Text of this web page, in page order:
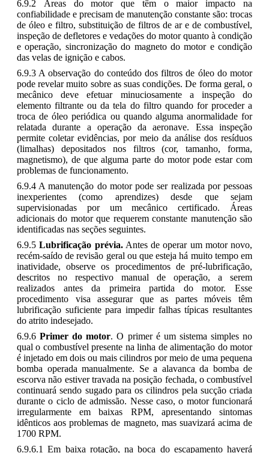
6.9.2 Áreas do motor que têm o maior impacto na
confiabilidade e precisam de manutenção constante são: trocas
de óleo e filtro, substituição de filtros de ar e de combustível,
inspeção de defletores e vedações do motor quanto à condição
e operação, sincronização do magneto do motor e condição
das velas de ignição e cabos.
6.9.3 A observação do conteúdo dos filtros de óleo do motor
pode revelar muito sobre as suas condições. De forma geral, o
mecânico deve efetuar minuciosamente a inspeção do
elemento filtrante ou da tela do filtro quando for proceder a
troca de óleo periódica ou quando alguma anormalidade for
relatada durante a operação da aeronave. Essa inspeção
permite coletar evidências, por meio da análise dos resíduos
(limalhas) depositados nos filtros (cor, tamanho, forma,
magnetismo), de que alguma parte do motor pode estar com
problemas de funcionamento.
6.9.4 A manutenção do motor pode ser realizada por pessoas
inexperientes (como aprendizes) desde que sejam
supervisionadas por um mecânico certificado. Áreas
adicionais do motor que requerem constante manutenção são
identificadas nas seções seguintes.
6.9.5Lubrificação prévia.Antes de operar um motor novo,
recém-saído de revisão geral ou que esteja há muito tempo em
inatividade, observe os procedimentos de pré-lubrificação,
descritos no respectivo manual de operação, a serem
realizados antes da primeira partida do motor. Esse
procedimento visa assegurar que as partes móveis têm
lubrificação suficiente para impedir falhas típicas resultantes
do atrito indesejado.
6.9.6Primer do motor. O primer é um sistema simples no
qual o combustível presente na linha de alimentação do motor
é injetado em dois ou mais cilindros por meio de uma pequena
bomba operada manualmente. Se a alavanca da bomba de
escorva não estiver travada na posição fechada, o combustível
continuará sendo sugado para os cilindros pela sucção criada
durante o ciclo de admissão. Nesse caso, o motor funcionará
irregularmente em baixas RPM, apresentando sintomas
idênticos aos problemas de magneto, mas suavizará acima de
1700 RPM.
6.9.6.1 Em baixa rotação, na boca do escapamento haverá